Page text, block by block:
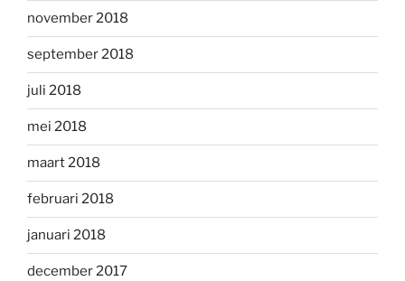
november 2018
september 2018
juli 2018
mei 2018
maart 2018
februari 2018
januari 2018
december 2017